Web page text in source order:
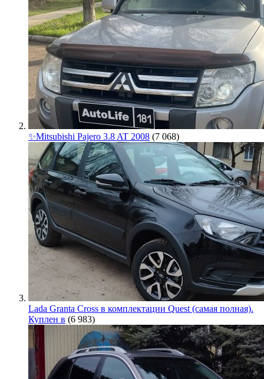
✨Mitsubishi Pajero 3.8 AT 2008 (7 068)
Lada Granta Cross в комплектации Quest (самая полная).
Куплен в (6 983)